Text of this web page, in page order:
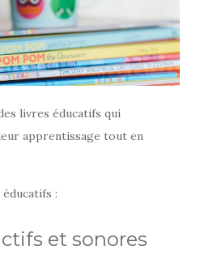
livres éducatifs qui
apprentissage tout en
:
et sonores